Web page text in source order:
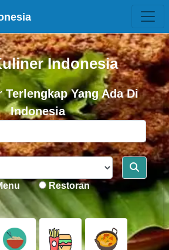
Indonesia
Yang Ada Di
Indonesia
Restoran